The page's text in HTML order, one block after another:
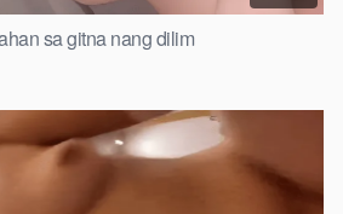
sa gitna nang dilim